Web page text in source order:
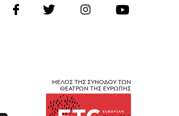
ΜΕΛΟΣ ΤΗΣ ΣΥΝΟΔΟΥ ΤΩΝ
ΘΕΑΤΡΩΝ ΤΗΣ ΕΥΡΩΠΗΣ